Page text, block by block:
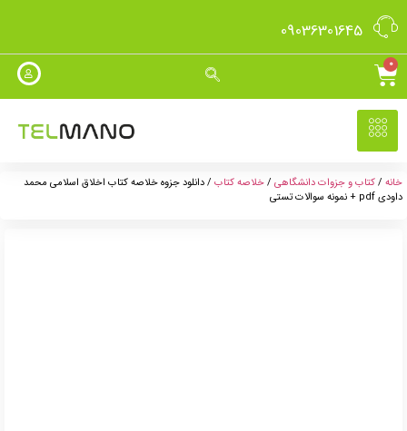
09036301645
0
خانه /کتاب و جزوات دانشگاهی /خلاصه کتاب / دانلود جزوه خلاصه کتاب اخلاق اسلامی محمد
داودی pdf + نمونه سوالات تستی